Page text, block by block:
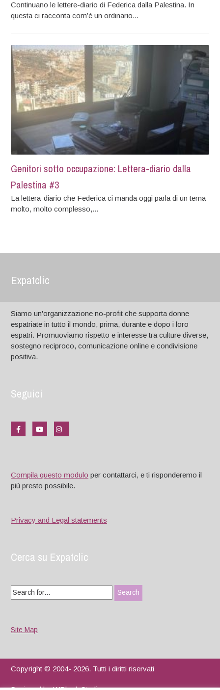
Continuano le lettere-diario di Federica dalla Palestina. In
questa ci racconta com’è un ordinario...
Genitori sotto occupazione: Lettera-diario dalla
Palestina #3
La lettera-diario che Federica ci manda oggi parla di un tema
molto, molto complesso,...
Expatclic
Siamo un'organizzazione no-profit che supporta donne
espatriate in tutto il mondo, prima, durante e dopo i loro
espatri. Promuoviamo rispetto e interesse tra culture diverse,
sostegno reciproco, comunicazione online e condivisione
positiva.
Seguici
Compila questo modulo per contattarci, e ti risponderemo il
più presto possibile.
Privacy and Legal statements
Cerca su Expatclic
Search
for:
Site Map
Copyright © 2004- 2026. Tutti i diritti riservati